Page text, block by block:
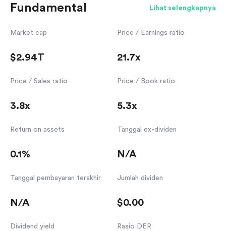
Fundamental Lihat selengkapnya
Market cap
$2.94T
Price / Earnings ratio
21.7x
Price / Sales ratio
3.8x
Price / Book ratio
5.3x
Return on assets
0.1%
Tanggal ex-dividen
N/A
Tanggal pembayaran terakhir
N/A
Jumlah dividen
$0.00
Dividend yield Rasio DER